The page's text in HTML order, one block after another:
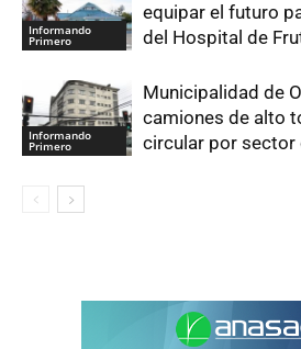
Informando
Primero
equipar el futuro
del Hospital de
Informando
Primero
Municipalidad de
camiones de alto
circular por sector